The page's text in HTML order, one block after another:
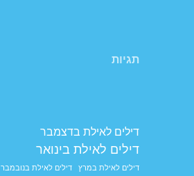
תגיות
דילים לאילת בדצמבר
דילים לאילת בינואר
דילים לאילת במרץ דילים לאילת בנובמבר